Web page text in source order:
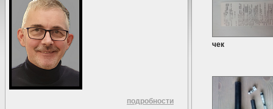
подробности
чек